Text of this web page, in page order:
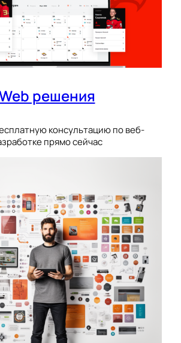
решения
консультацию по веб-
прямо сейчас